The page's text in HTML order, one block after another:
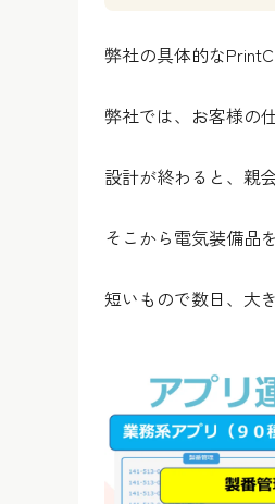
弊社の具体的な
弊社では、お客様の
設計が終わると、親
そこから電気装備品
短いもので数日、大